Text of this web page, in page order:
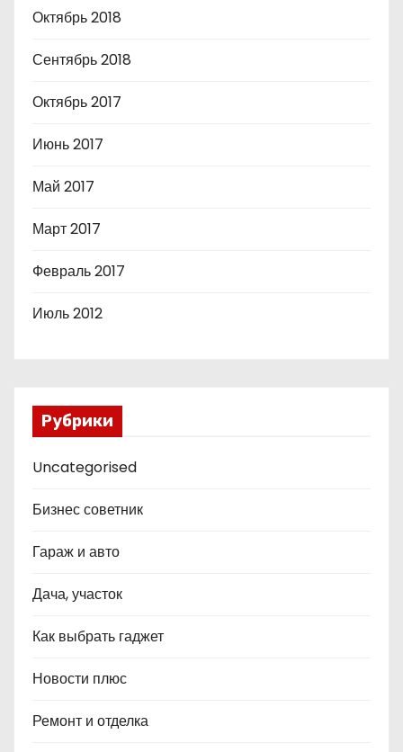
Октябрь 2018
Сентябрь 2018
Октябрь 2017
Июнь 2017
Май 2017
Март 2017
Февраль 2017
Июль 2012
Рубрики
Uncategorised
Бизнес советник
Гараж и авто
Дача, участок
Как выбрать гаджет
Новости плюс
Ремонт и отделка